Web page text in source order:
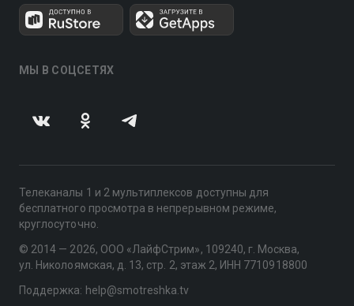
МЫ В СОЦСЕТЯХ
Телеканалы 1 и 2 мультиплексов доступны для
бесплатного просмотра в непрерывном режиме,
круглосуточно.
© 2014 — 2026, ООО «ЛайфСтрим», 109240, г. Москва,
ул. Николоямская, д. 13, стр. 2, этаж 2, ИНН 7710918800
Поддержка: help@smotreshka.tv